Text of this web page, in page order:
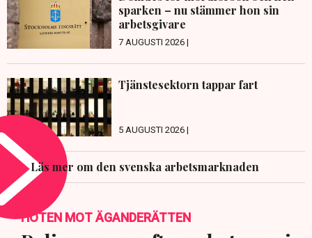
sparken – nu stämmer hon sin
arbetsgivare
7 AUGUSTI 2026 |
Tjänstesektorn tappar fart
5 AUGUSTI 2026 |
Läs mer om den svenska arbetsmarknaden
HOTEN MOT ÄGANDERÄTTEN